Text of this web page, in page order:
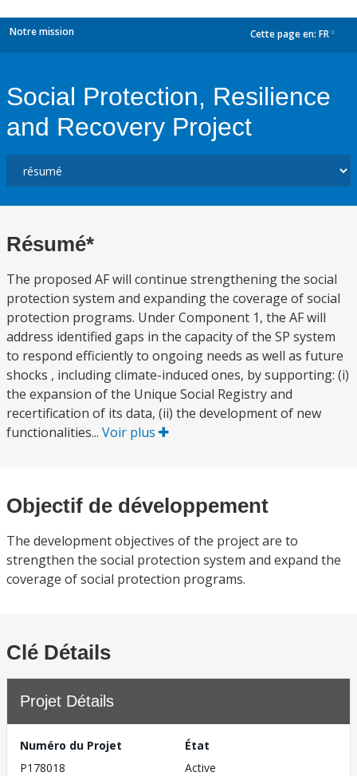
Notre mission Cette page en: FR
Social Protection, Resilience
and Recovery Project
Résumé*
The proposed AF will continue strengthening the social
protection system and expanding the coverage of social
protection programs. Under Component 1, the AF will
address identified gaps in the capacity of the SP system
to respond efficiently to ongoing needs as well as future
shocks , including climate-induced ones, by supporting: (i)
the expansion of the Unique Social Registry and
recertification of its data, (ii) the development of new
functionalities... Voir plus
Objectif de développement
The development objectives of the project are to
strengthen the social protection system and expand the
coverage of social protection programs.
Clé Détails
Projet Détails
Numéro du Projet
P178018
État
Active